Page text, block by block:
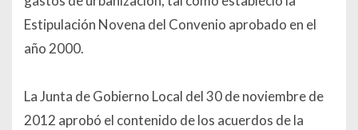
Estipulación Novena del Convenio aprobado en el
año 2000.
La Junta de Gobierno Local del 30 de noviembre de
2012 aprobó el contenido de los acuerdos de la